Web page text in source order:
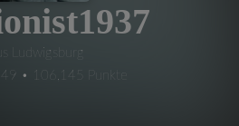
Ludwigsburg
• 106,145 Punkte